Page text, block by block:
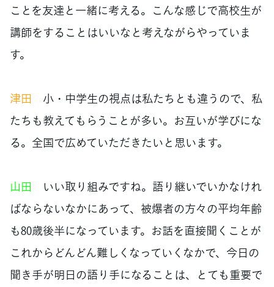
ことを友達と一緒に考える。こんな感じで高校生が
講師をすることはいいなと考えながらやっていま
す。
津田 小・中学生の視点は私たちとも違うので、私
たちも教えてもらうことが多い。お互いが学びにな
る。全国で広めていただきたいと思います。
山田 いい取り組みですね。語り継いでいかなけれ
ばならないなかにあって、被爆者の方々の平均年齢
も80歳後半になっています。お話を直接聞くことが
これからどんどん難しくなっていくなかで、今日の
聞き手が明日の語り手になることは、とても重要で